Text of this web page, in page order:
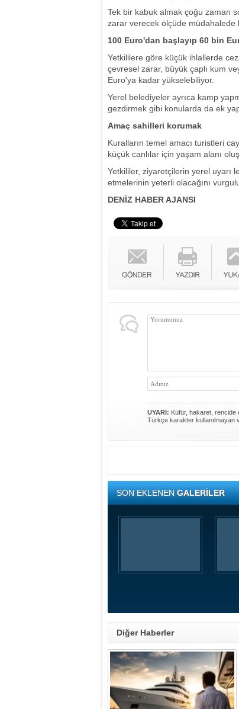
Tek bir kabuk almak çoğu zaman
zarar verecek ölçüde müdahalede
100 Euro'dan başlayıp 60 bin
Yetkililere göre küçük ihlallerde
çevresel zarar, büyük çaplı kum
Euro'ya kadar yükselebiliyor.
Yerel belediyeler ayrıca kamp
gezdirmek gibi konularda da ek
Amaç sahilleri korumak
Kuralların temel amacı turistleri
küçük canlılar için yaşam alanı
Yetkililer, ziyaretçilerin yerel uyarı
etmelerinin yeterli olacağını
DENİZ HABER AJANSI
UYARI: Küfür, hakaret, rencide
Türkçe karakter kullanılmayan
SON EKLENENGALERİLER
Diğer Haberler